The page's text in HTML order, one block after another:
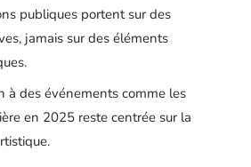
publiques portent sur des
jamais sur des éléments
à des événements comme les
en 2025 reste centrée sur la